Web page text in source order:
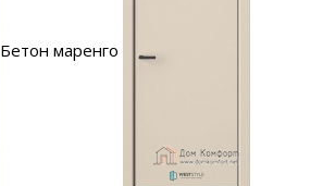
Бетон маренго